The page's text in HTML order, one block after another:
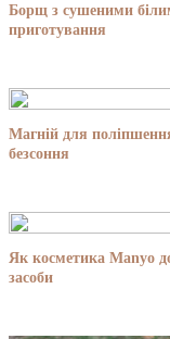
Борщ з сушеними
приготування
Магній для
безсоння
Як косметика Manyo
засоби